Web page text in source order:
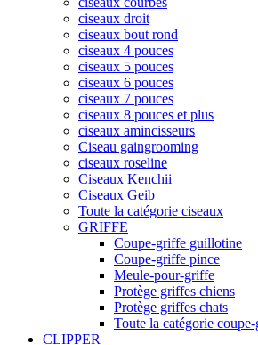
ciseaux droit
ciseaux bout rond
ciseaux 4 pouces
ciseaux 5 pouces
ciseaux 6 pouces
ciseaux 7 pouces
ciseaux 8 pouces et plus
ciseaux amincisseurs
Ciseau gaingrooming
ciseaux roseline
Ciseaux Kenchii
Ciseaux Geib
Toute la catégorie ciseaux
GRIFFE
Coupe-griffe guillotine
Coupe-griffe pince
Meule-pour-griffe
Protège griffes chiens
Protège griffes chats
Toute la catégorie
CLIPPER